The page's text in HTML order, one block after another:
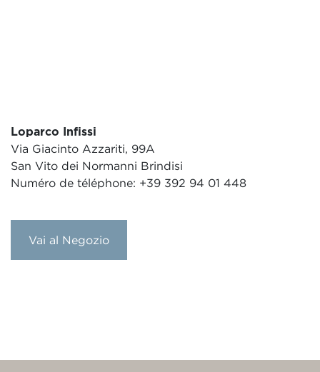
Loparco Infissi
Via Giacinto Azzariti, 99A
San Vito dei Normanni Brindisi
Numéro de téléphone: +39 392 94 01 448
Vai al Negozio